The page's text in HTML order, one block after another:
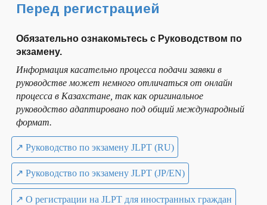
Перед регистрацией
Обязательно ознакомьтесь с Руководством по
экзамену.
Информация касательно процесса подачи заявки в
руководстве может немного отличаться от онлайн
процесса в Казахстане, так как оригинальное
руководство адаптировано под общий международный
формат.
↗ Руководство по экзамену JLPT (RU)
↗ Руководство по экзамену JLPT (JP/EN)
↗ О регистрации на JLPT для иностранных граждан